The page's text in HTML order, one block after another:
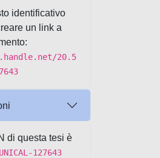
identificativo
un link a
20.5
di questa tesi è
127643